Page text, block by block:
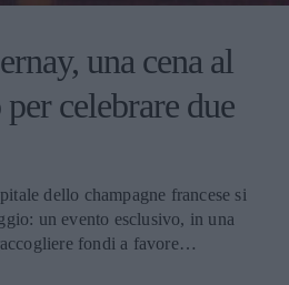
una cena al
celebrare due
dello champagne francese si
un evento esclusivo, in una
fondi a favore